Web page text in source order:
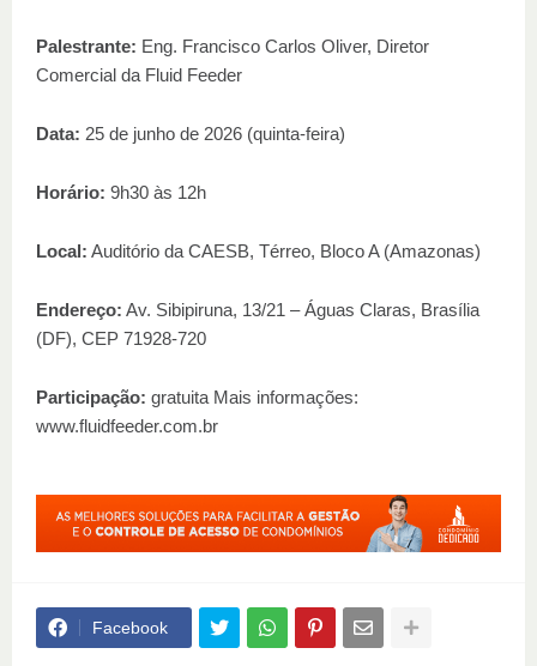
Palestrante: Eng. Francisco Carlos Oliver, Diretor
Comercial da Fluid Feeder
Data: 25 de junho de 2026 (quinta-feira)
Horário: 9h30 às 12h
Local: Auditório da CAESB, Térreo, Bloco A (Amazonas)
Endereço: Av. Sibipiruna, 13/21 – Águas Claras, Brasília
(DF), CEP 71928-720
Participação: gratuita Mais informações:
www.fluidfeeder.com.br
Facebook